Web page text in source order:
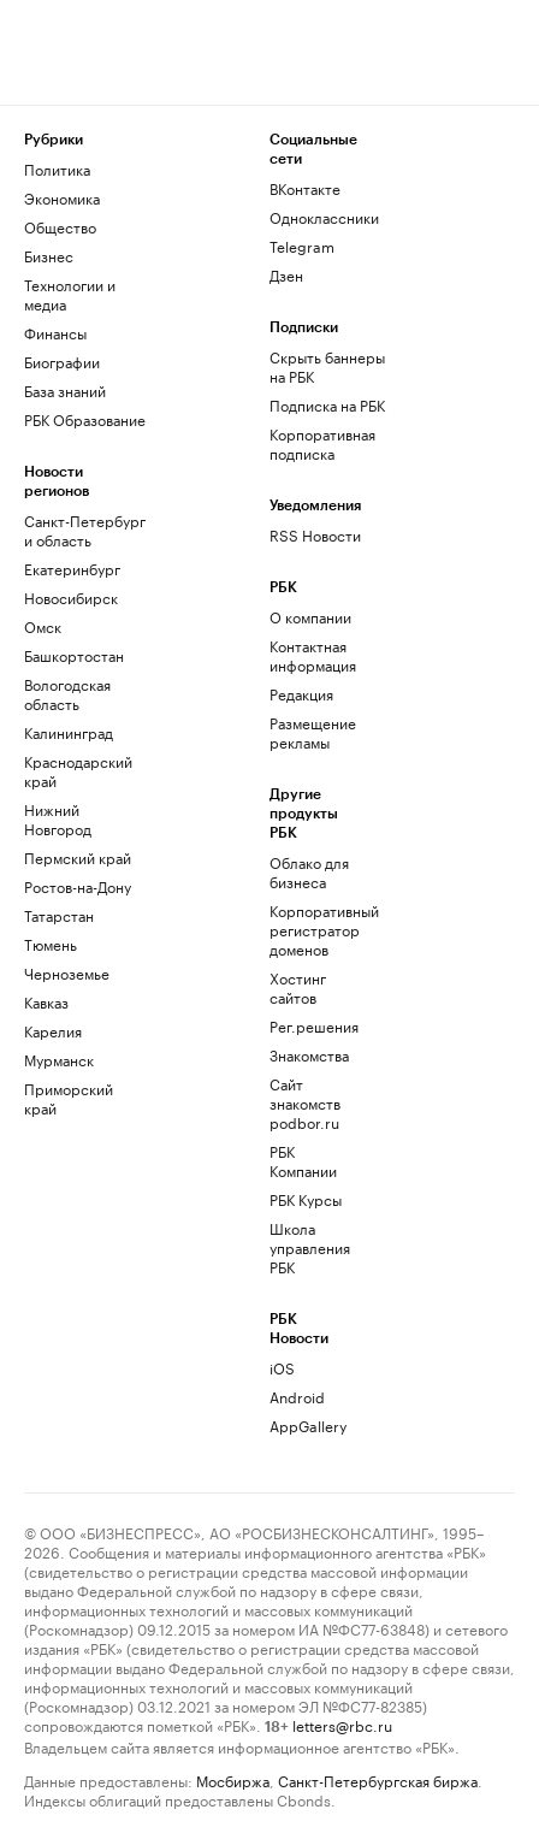
Рубрики
Политика
Экономика
Общество
Бизнес
Технологии и
медиа
Финансы
Биографии
База знаний
РБК Образование
Новости
регионов
Санкт-Петербург
и область
Екатеринбург
Новосибирск
Омск
Башкортостан
Вологодская
область
Калининград
Краснодарский
край
Нижний
Новгород
Пермский край
Ростов-на-Дону
Татарстан
Тюмень
Черноземье
Кавказ
Карелия
Мурманск
Приморский
край
Социальные
сети
ВКонтакте
Одноклассники
Telegram
Дзен
Подписки
Скрыть баннеры
на РБК
Подписка на РБК
Корпоративная
подписка
Уведомления
RSS Новости
РБК
О компании
Контактная
информация
Редакция
Размещение
рекламы
Другие
продукты
РБК
Облако для
бизнеса
Корпоративный
регистратор
доменов
Хостинг
сайтов
Рег.решения
Знакомства
Сайт
знакомств
podbor.ru
РБК
Компании
РБК Курсы
Школа
управления
РБК
РБК
Новости
iOS
Android
AppGallery
© ООО «БИЗНЕСПРЕСС», АО «РОСБИЗНЕСКОНСАЛТИНГ», 1995–
2026. Сообщения и материалы информационного агентства «РБК»
(свидетельство о регистрации средства массовой информации
выдано Федеральной службой по надзору в сфере связи,
информационных технологий и массовых коммуникаций
(Роскомнадзор) 09.12.2015 за номером ИА №ФС77-63848) и сетевого
издания «РБК» (свидетельство о регистрации средства массовой
информации выдано Федеральной службой по надзору в сфере связи,
информационных технологий и массовых коммуникаций
(Роскомнадзор) 03.12.2021 за номером ЭЛ №ФС77-82385)
сопровождаются пометкой «РБК».
18+ letters@rbc.ru
Владельцем сайта является информационное агентство «РБК».
Данные предоставлены: Мосбиржа Санкт-Петербургская биржа
Индексы облигаций предоставлены Cbonds.